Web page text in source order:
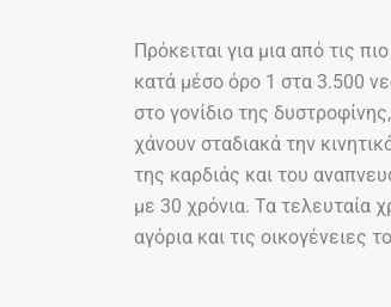
Πρόκειται για μια από τις
κατά μέσο όρο 1 στα 3.500
στο γονίδιο της
χάνουν σταδιακά την
της καρδιάς και του
με 30 χρόνια. Τα τελευταία
αγόρια και τις οικογένειες